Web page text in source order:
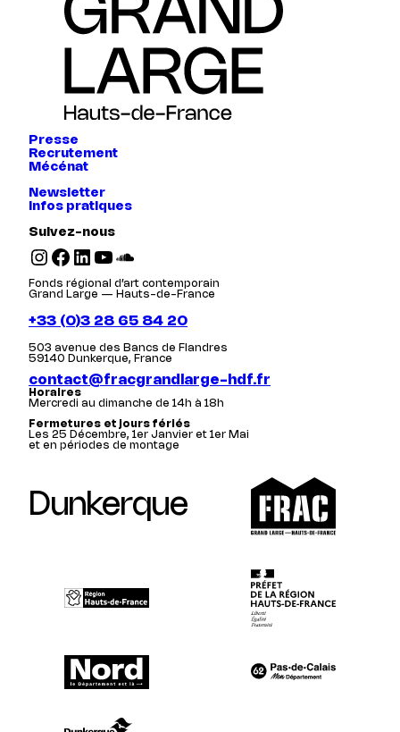
Presse
Recrutement
Mécénat
Newsletter
Infos pratiques
Suivez-nous
Instagram Facebook LinkedIn YouTube SoundCloud
Fonds régional d’art contemporain
Grand Large — Hauts-de-France
+33 (0)3 28 65 84 20
503 avenue des Bancs de Flandres
59140 Dunkerque, France
contact@fracgrandlarge-hdf.fr
Horaires
Mercredi au dimanche de 14h à 18h
Fermetures et jours fériés
Les 25 Décembre, 1er Janvier et 1er Mai
et en périodes de montage
Dunkerque